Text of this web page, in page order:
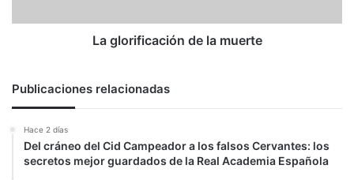
La glorificación de la muerte
Publicaciones relacionadas
Hace 2 días
Del cráneo del Cid Campeador a los falsos Cervantes: los
secretos mejor guardados de la Real Academia Española